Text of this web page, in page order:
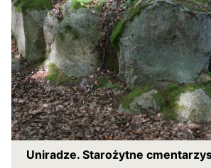
Uniradze. Starożytne